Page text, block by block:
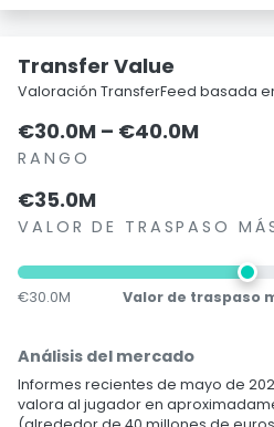
Transfer Value
Valoración TransferFeed basada
€30.0M – €40.0M
RANGO
€35.0M
VALOR DE TRASPASO
€30.0M Valor de traspaso
Análisis del mercado
Informes recientes de mayo de
valora al jugador en